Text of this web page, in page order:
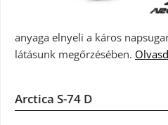
anyaga elnyeli a káros
látásunk megőrzésében.
Arctica S-74 D